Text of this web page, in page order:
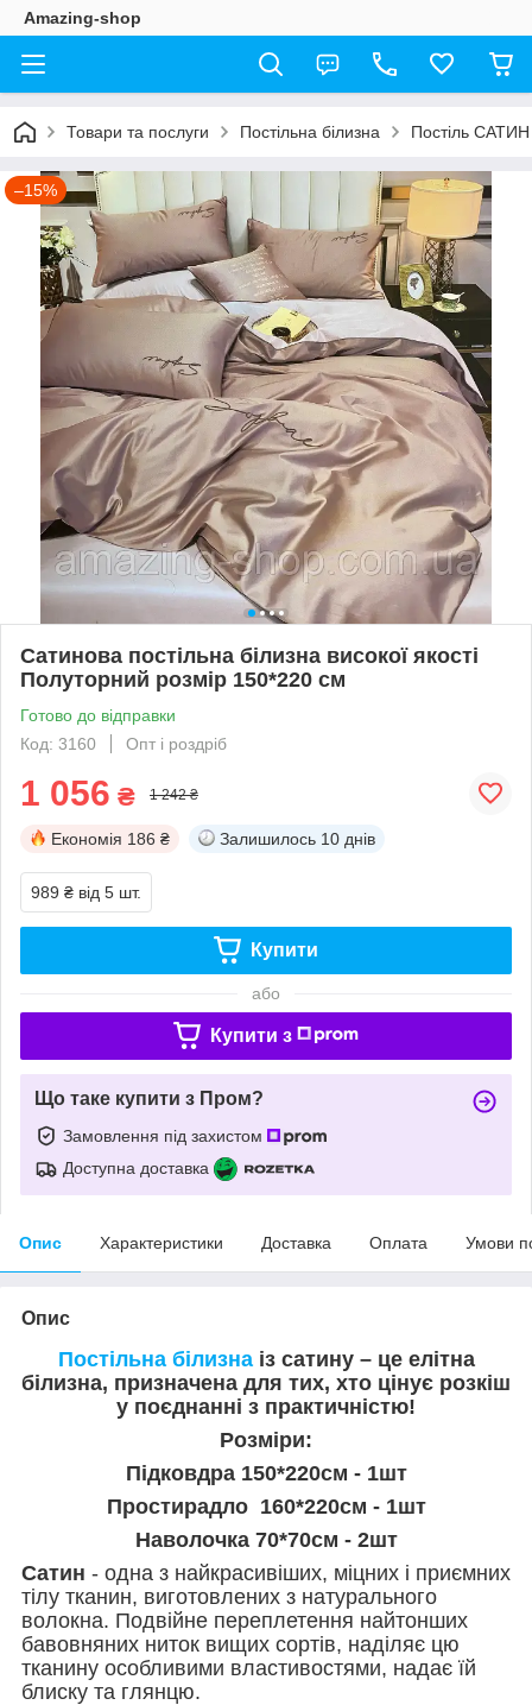
Amazing-shop
Товари та послуги Постільна білизна Постіль САТИН
–15%
Сатинова постільна білизна високої якості
Полуторний розмір 150*220 см
Готово до відправки
Код: 3160
Опт і роздріб
1 056 ₴ 1 242 ₴
Економія 186 ₴ Залишилось 10 днів
989 ₴ від 5 шт.
Купити
або
Купити з
Що таке купити з Пром?
Замовлення під захистом
Доступна доставка
Опис Характеристики Доставка Оплата Умови
Опис
Постільна білизнаіз сатину – це елітна
білизна, призначена для тих, хто цінує розкіш
у поєднанні з практичністю!
Розміри:
Підковдра 150*220см - 1шт
Простирадло 160*220см - 1шт
Наволочка 70*70см - 2шт
Сатин - одна з найкрасивіших, міцних і приємних
тілу тканин, виготовлених з натурального
волокна. Подвійне переплетення найтонших
бавовняних ниток вищих сортів, наділяє цю
тканину особливими властивостями, надає їй
блиску та глянцю.